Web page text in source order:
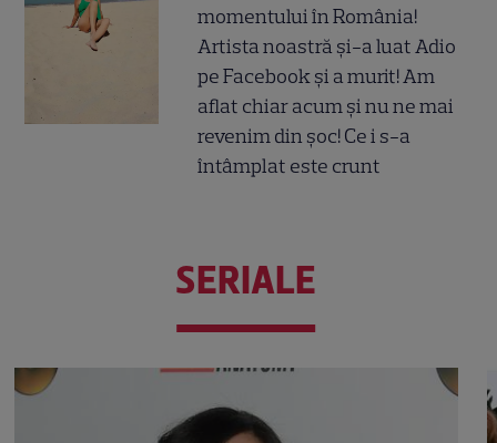
momentului în România!
Artista noastră și-a luat Adio
pe Facebook și a murit! Am
aflat chiar acum și nu ne mai
revenim din șoc! Ce i s-a
întâmplat este crunt
SERIALE